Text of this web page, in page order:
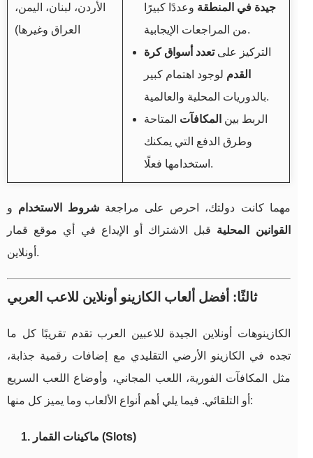
الأردن، لبنان، اليمن،
العراق وغيرها)
جيدة في المنطقة وعددًا كبيرًا
من المراجعات الإيجابية.
التركيز علىتعدد أسواق كرة
القدم لوجود اهتمام كبير
بالدوريات المحلية والعالمية.
الربط بين المكافآت المتاحة
وطرق الدفع التي يمكنك
استخدامها فعلًا.
مهما كانت دولتك، احرص على مراجعة شروط الاستخدام و
القوانين المحلية قبل الاشتراك أو الإيداع في أي موقع قمار
أونلاين.
ثالثًا: أفضل ألعاب الكازينو أونلاين للاعب العربي
الكازينوهات أونلاين الجيدة للاعبين العرب تقدم تقريبًا كل ما
تجده في الكازينو الأرضي التقليدي مع إضافات رقمية جذابة،
مثل المكافآت الفورية، اللعب المجاني، وأوضاع اللعب السريع
أو التلقائي. فيما يلي أهم أنواع الألعاب وما يميز كل منها:
1. ماكينات القمار (Slots)